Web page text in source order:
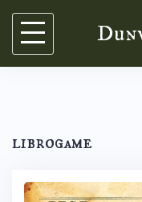
Skip
content
librogame